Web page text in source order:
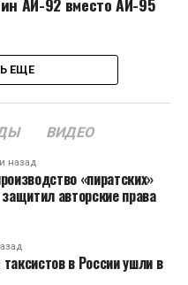
ЕЩЕ
ВИДЕО
назад
«пиратских»
авторские права
в России ушли в